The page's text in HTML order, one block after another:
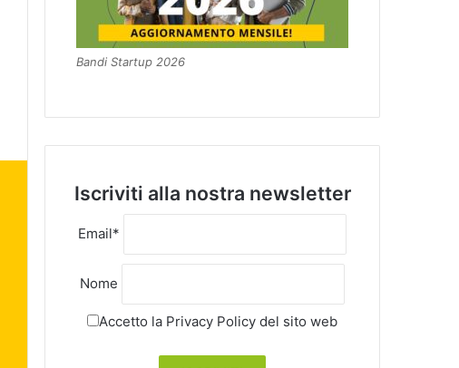
Bandi Startup 2026
Iscriviti alla nostra newsletter
Email*
Nome
Accetto la Privacy Policy del sito web